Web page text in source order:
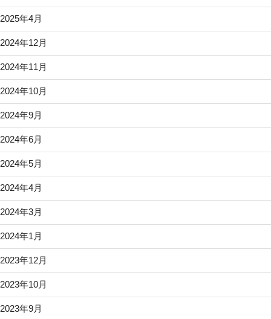
2025年4月
2024年12月
2024年11月
2024年10月
2024年9月
2024年6月
2024年5月
2024年4月
2024年3月
2024年1月
2023年12月
2023年10月
2023年9月